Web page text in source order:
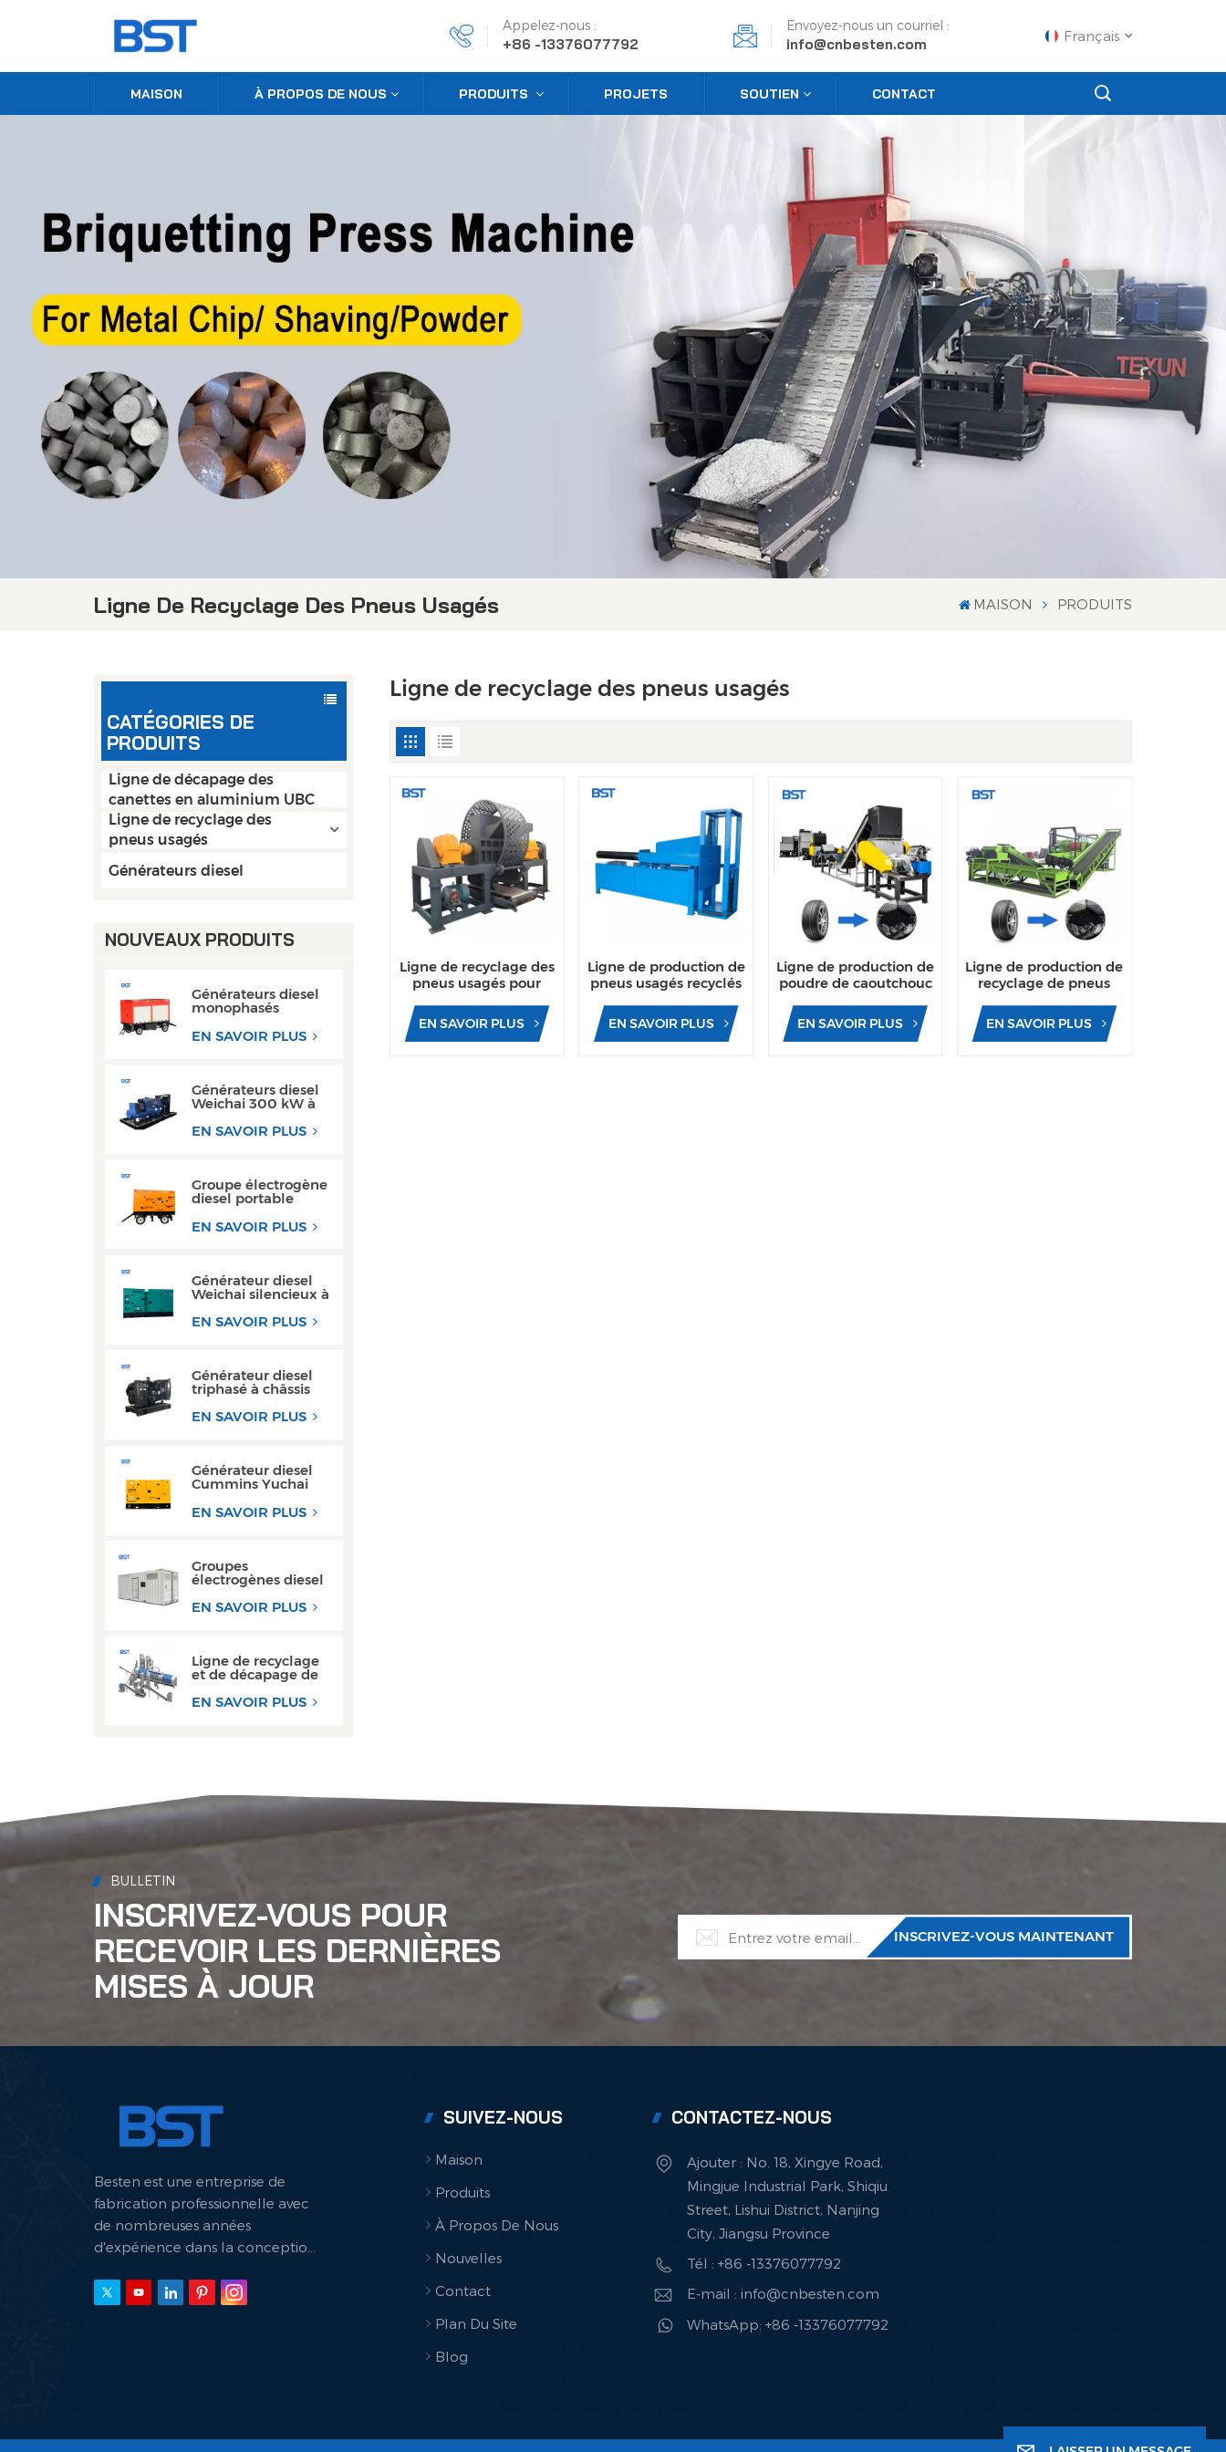
Appelez-nous :
+86 -13376077792
Envoyez-nous un courriel :
info@cnbesten.com
Français
English
Español
Português
عربي
日语
MAISON À PROPOS DE NOUS PRODUITS PROJETS SOUTIEN CONTACT
Ligne De Recyclage Des Pneus Usagés MAISON PRODUITS
CATÉGORIES DE
PRODUITS
Ligne de décapage des
canettes en aluminium UBC
Ligne de recyclage des
pneus usagés
Générateurs diesel
NOUVEAUX PRODUITS
Générateurs diesel
monophasés
80 kW AC avec
EN SAVOIR PLUS
Générateurs diesel
Weichai 300 kW à
les opérations de
EN SAVOIR PLUS
Groupe électrogène
diesel portable
triphasé super
silencieux de type
EN SAVOIR PLUS
Générateur diesel
Weichai silencieux à
150 kVA à 200 kVA
EN SAVOIR PLUS
Générateur diesel
triphasé à châssis
ouvert haute
performance avec
EN SAVOIR PLUS
Générateur diesel
Cummins Yuchai
kW 200 kW pour
EN SAVOIR PLUS
Groupes
électrogènes diesel
de type conteneur
300 kW et 350 kVA,
EN SAVOIR PLUS
Ligne de recyclage
et de décapage de
canettes en
aluminium haute
EN SAVOIR PLUS
Ligne de recyclage des pneus usagés
Ligne de recyclage des
pneus usagés pour
pneus
EN SAVOIR PLUS
Ligne de production de
pneus usagés recyclés
EN SAVOIR PLUS
Ligne de production de
poudre de caoutchouc
usagés pour recycler
les blocs et particules
EN SAVOIR PLUS
Ligne de production de
recyclage de pneus
particules de
caoutchouc
EN SAVOIR PLUS
BULLETIN
INSCRIVEZ-VOUS POUR
RECEVOIR LES DERNIÈRES
MISES À JOUR
Besten est une entreprise de
fabrication professionnelle avec
de nombreuses années
d'expérience dans la conception
hydrauliques.
SUIVEZ-NOUS
Maison
Produits
À Propos De Nous
Nouvelles
Contact
Plan Du Site
Blog
CONTACTEZ-NOUS
Ajouter : No. 18, Xingye Road,
Mingjue Industrial Park, Shiqiu
Street, Lishui District, Nanjing
City, Jiangsu Province
Tél : +86 -13376077792
E-mail : info@cnbesten.com
WhatsApp: +86 -13376077792